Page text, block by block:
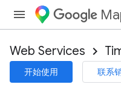
Web Services
开始使用 联系